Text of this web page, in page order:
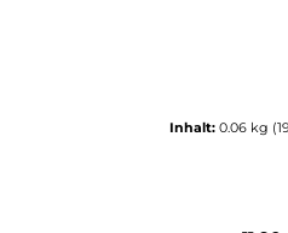
Inhalt: 0.06 kg